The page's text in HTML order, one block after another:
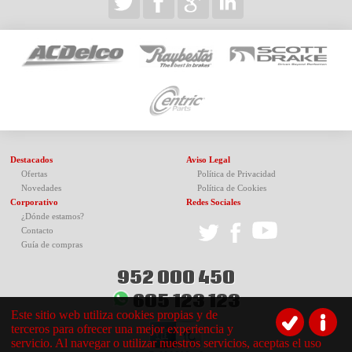
Destacados
Ofertas
Novedades
Corporativo
¿Dónde estamos?
Contacto
Guía de compras
Aviso Legal
Política de Privacidad
Política de Cookies
Redes Sociales
952 000 450
605 123 123
Este sitio web utiliza cookies propias y de
terceros para ofrecer una mejor experiencia y
servicio. Al navegar o utilizar nuestros servicios, aceptas el uso